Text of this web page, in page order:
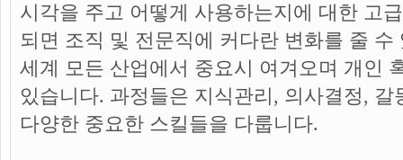
시각을 주고 어떻게 사용하는지에 대한 고
되면 조직 및 전문직에 커다란 변화를 줄
세계 모든 산업에서 중요시 여겨오며 개인
있습니다. 과정들은 지식관리, 의사결정,
다양한 중요한 스킬들을 다룹니다.